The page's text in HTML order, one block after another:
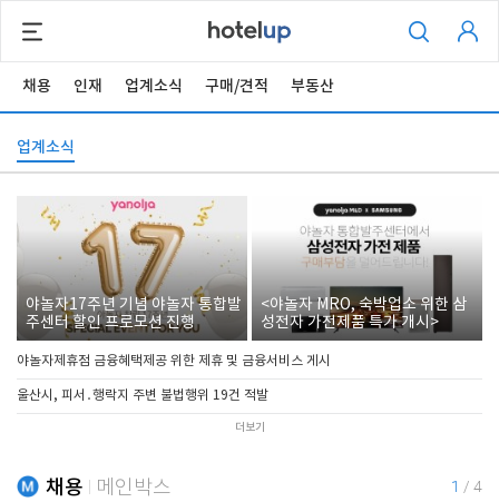
채용 인재 업계소식 구매/견적 부동산
업계소식
야놀자17주년 기념 야놀자 통합발
주센터 할인 프로모션 진행
<야놀자 MRO, 숙박업소 위한 삼
성전자 가전제품 특가 개시>
야놀자제휴점 금융혜택제공 위한 제휴 및 금융서비스 게시
울산시, 피서․행락지 주변 불법행위 19건 적발
더보기
채용 메인박스 1 / 4